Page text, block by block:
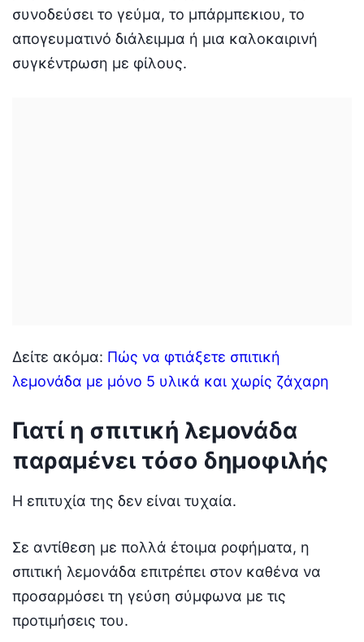
συνοδεύσει το γεύμα, το μπάρμπεκιου, το
απογευματινό διάλειμμα ή μια καλοκαιρινή
συγκέντρωση με φίλους.
Δείτε ακόμα: Πώς να φτιάξετε σπιτική
λεμονάδα με μόνο 5 υλικά και χωρίς ζάχαρη
Γιατί η σπιτική λεμονάδα
παραμένει τόσο δημοφιλής
Η επιτυχία της δεν είναι τυχαία.
Σε αντίθεση με πολλά έτοιμα ροφήματα, η
σπιτική λεμονάδα επιτρέπει στον καθένα να
προσαρμόσει τη γεύση σύμφωνα με τις
προτιμήσεις του.